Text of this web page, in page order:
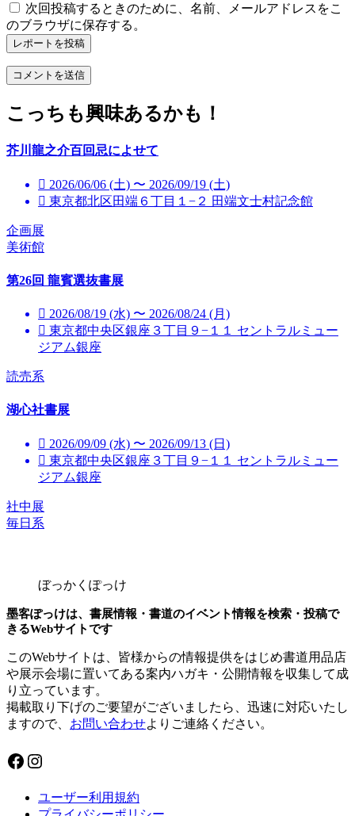
次回投稿するときのために、名前、メールアドレスをこ
のブラウザに保存する。
レポートを投稿
こっちも興味あるかも！
芥川龍之介百回忌によせて
2026/06/06 (土) 〜 2026/09/19 (土)
東京都北区田端６丁目１−２ 田端文士村記念館
企画展
美術館
第26回 龍賓選抜書展
2026/08/19 (水) 〜 2026/08/24 (月)
東京都中央区銀座３丁目９−１１ セントラルミュー
ジアム銀座
読売系
湖心社書展
2026/09/09 (水) 〜 2026/09/13 (日)
東京都中央区銀座３丁目９−１１ セントラルミュー
ジアム銀座
社中展
毎日系
ぼっかくぽっけ
墨客ぽっけは、書展情報・書道のイベント情報を検索・投稿で
きるWebサイトです
このWebサイトは、皆様からの情報提供をはじめ書道用品店
や展示会場に置いてある案内ハガキ・公開情報を収集して成
り立っています。
掲載取り下げのご要望がございましたら、迅速に対応いたし
ますので、 お問い合わせよりご連絡ください。
ユーザー利用規約